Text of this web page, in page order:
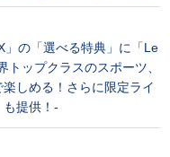
」の「選べる特典」に「Le
ップクラスのスポーツ、
しめる！さらに限定ライ
提供！-